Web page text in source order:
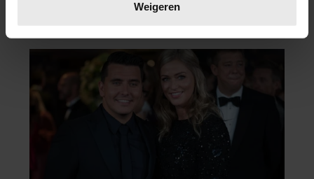
verwerkt en stel uw voorkeuren in het
intrekken in de Cookieverklaring.
We gebruiken cookies om content en advertenties te
personaliseren, om functies voor social media te bieden
en om ons websiteverkeer te analyseren. Ook delen we
informatie over uw gebruik van onze site met onze
partners voor social media, adverteren en analyse. Deze
partners kunnen deze gegevens combineren met andere
informatie die u aan ze heeft verstrekt of die ze hebben
Weigeren